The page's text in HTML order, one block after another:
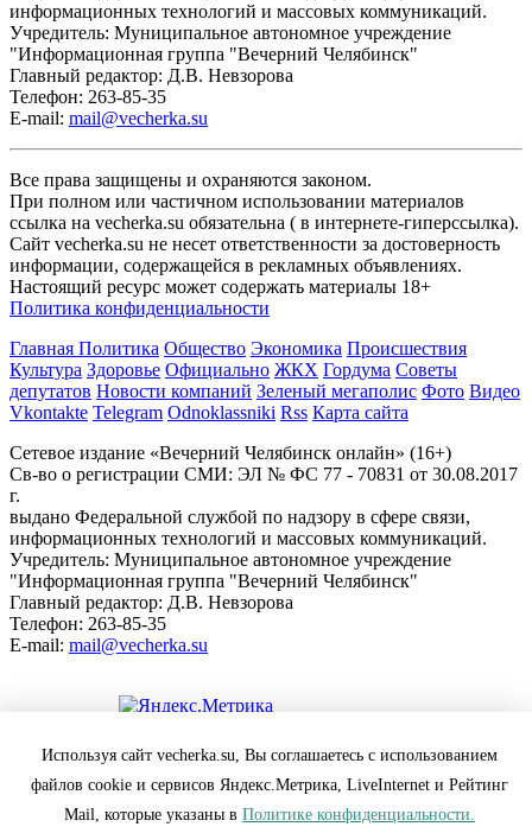
информационных технологий и массовых коммуникаций.
Учредитель: Муниципальное автономное учреждение
"Информационная группа "Вечерний Челябинск"
Главный редактор: Д.В. Невзорова
Телефон: 263-85-35
E-mail: mail@vecherka.su
Все права защищены и охраняются законом.
При полном или частичном использовании материалов
ссылка на vecherka.su обязательна ( в интернете-гиперссылка).
Сайт vecherka.su не несет ответственности за достоверность
информации, содержащейся в рекламных объявлениях.
Настоящий ресурс может содержать материалы 18+
Политика конфиденциальности
Главная Политика Общество Экономика Происшествия
Культура Здоровье Официально ЖКХ Гордума Советы
депутатов Новости компаний Зеленый мегаполис Фото Видео
Vkontakte Telegram Odnoklassniki Rss Карта сайта
Сетевое издание «Вечерний Челябинск онлайн» (16+)
Cв-во о регистрации СМИ: ЭЛ № ФС 77 - 70831 от 30.08.2017
г.
выдано Федеральной службой по надзору в сфере связи,
информационных технологий и массовых коммуникаций.
Учредитель: Муниципальное автономное учреждение
"Информационная группа "Вечерний Челябинск"
Главный редактор: Д.В. Невзорова
Телефон: 263-85-35
E-mail: mail@vecherka.su
Все права защищены и охраняются законом.
При полном или частичном использовании материалов
ссылка на vecherka.su обязательна ( в интернете-гиперссылка).
Используя сайт vecherka.su, Вы соглашаетесь с использованием
файлов cookie и сервисов Яндекс.Метрика, LiveInternet и Рейтинг
Mail, которые указаны вПолитике конфиденциальности.